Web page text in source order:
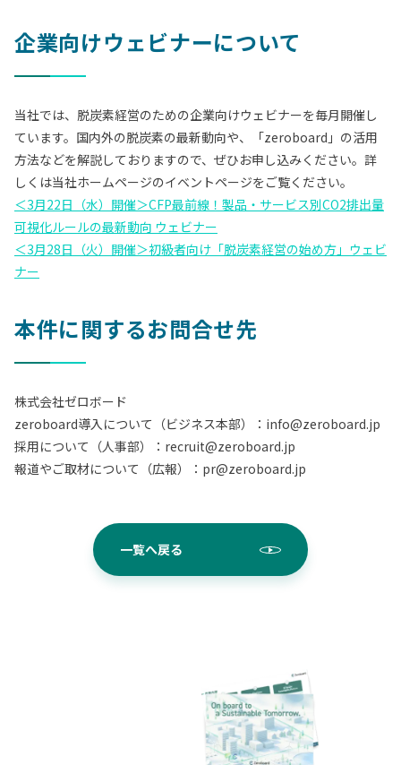
企業向けウェビナーについて
当社では、脱炭素経営のための企業向けウェビナーを毎月開催し
ています。国内外の脱炭素の最新動向や、「zeroboard」の活用
方法などを解説しておりますので、ぜひお申し込みください。詳
しくは当社ホームページのイベントページをご覧ください。
＜3月22日（水）開催＞CFP最前線！製品・サービス別CO2排出量
可視化ルールの最新動向 ウェビナー
＜3月28日（火）開催＞初級者向け「脱炭素経営の始め方」ウェビ
ナー
本件に関するお問合せ先
株式会社ゼロボード
zeroboard導入について（ビジネス本部）：info@zeroboard.jp
採用について（人事部）：recruit@zeroboard.jp
報道やご取材について（広報）：pr@zeroboard.jp
一覧へ戻る